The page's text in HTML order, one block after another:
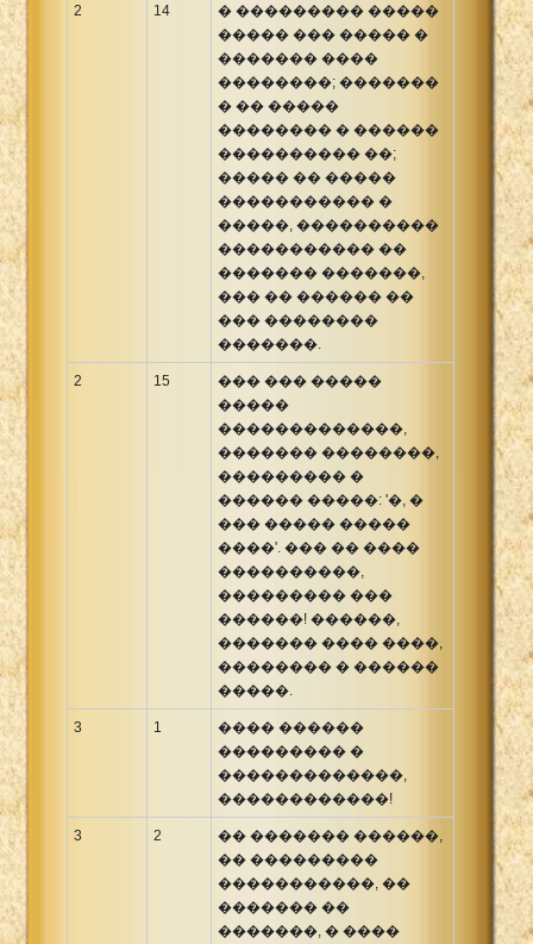
2 14
� ��������� �����
����� ��� ����� �
������� ����
��������; �������
� �� �����
�������� � ������
���������� ��;
����� �� �����
����������� �
�����, ����������
����������� ��
������� �������,
��� �� ������ ��
��� ��������
�������.
2 15
��� ��� �����
�����
�������������,
������� ��������,
��������� �
������ �����: '�, �
��� ����� �����
����'. ��� �� ����
����������,
��������� ���
������! ������,
������� ���� ����,
�������� � ������
�����.
3 1
���� ������
��������� �
�������������,
������������!
3 2
�� ������� ������,
�� ���������
�����������, ��
������� ��
�������, � ����